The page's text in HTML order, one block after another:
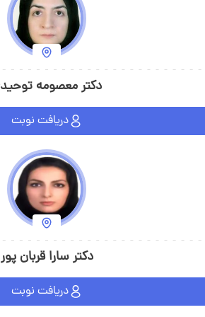
دکتر معصومه
دریافت نوبت
دکتر سارا قربان پور
دریافت نوبت